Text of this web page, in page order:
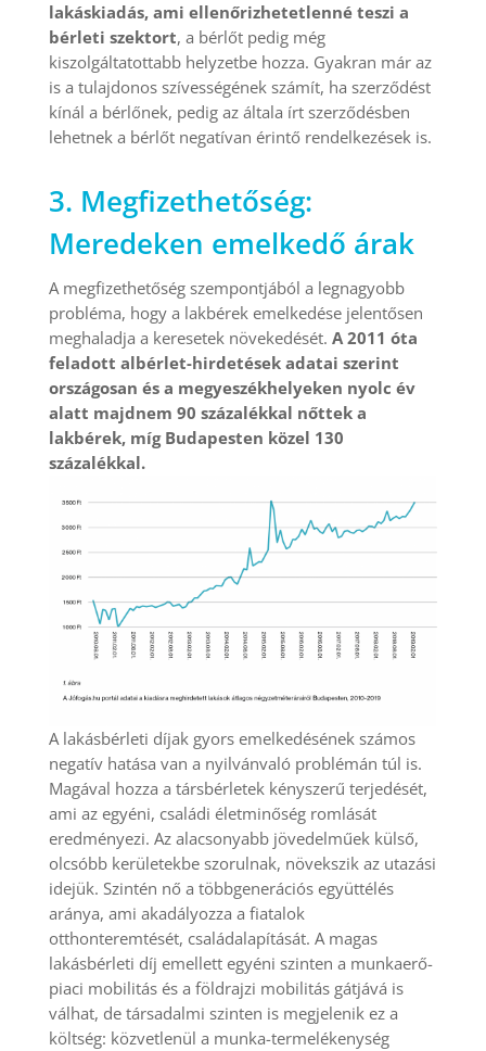
lakáskiadás, ami ellenőrizhetetlenné teszi a
bérleti szektort, a bérlőt pedig még
kiszolgáltatottabb helyzetbe hozza. Gyakran már az
is a tulajdonos szívességének számít, ha szerződést
kínál a bérlőnek, pedig az általa írt szerződésben
lehetnek a bérlőt negatívan érintő rendelkezések is.
3. Megfizethetőség:
Meredeken emelkedő árak
A megfizethetőség szempontjából a legnagyobb
probléma, hogy a lakbérek emelkedése jelentősen
meghaladja a keresetek növekedését. A 2011 óta
feladott albérlet-hirdetések adatai szerint
országosan és a megyeszékhelyeken nyolc év
alatt majdnem 90 százalékkal nőttek a
lakbérek, míg Budapesten közel 130
százalékkal.
A lakásbérleti díjak gyors emelkedésének számos
negatív hatása van a nyilvánvaló problémán túl is.
Magával hozza a társbérletek kényszerű terjedését,
ami az egyéni, családi életminőség romlását
eredményezi. Az alacsonyabb jövedelműek külső,
olcsóbb kerületekbe szorulnak, növekszik az utazási
idejük. Szintén nő a többgenerációs együttélés
aránya, ami akadályozza a fiatalok
otthonteremtését, családalapítását. A magas
lakásbérleti díj emellett egyéni szinten a munkaerő-
piaci mobilitás és a földrajzi mobilitás gátjává is
válhat, de társadalmi szinten is megjelenik ez a
költség: közvetlenül a munka-termelékenység